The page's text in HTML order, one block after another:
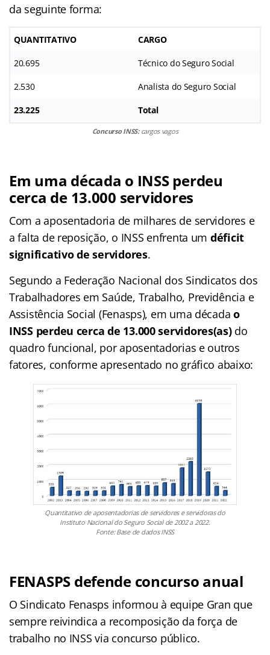
da seguinte forma:
QUANTITATIVO CARGO
20.695 Técnico do Seguro Social
2.530 Analista do Seguro Social
23.225 Total
Concurso INSS: cargos vagos
Em uma década o INSS perdeu
cerca de 13.000 servidores
Com a aposentadoria de milhares de servidores e
a falta de reposição, o INSS enfrenta um déficit
significativo de servidores.
Segundo a Federação Nacional dos Sindicatos dos
Trabalhadores em Saúde, Trabalho, Previdência e
Assistência Social (Fenasps), em uma décadao
INSS perdeu cerca de 13.000 servidores(as) do
quadro funcional, por aposentadorias e outros
fatores, conforme apresentado no gráfico abaixo:
Quantitativo de aposentadorias de servidores e servidoras do
Instituto Nacional do Seguro Social de 2002 a 2022.
Fonte: Base de dados INSS
FENASPS defende concurso anual
O Sindicato Fenasps informou à equipe Gran que
sempre reivindica a recomposição da força de
trabalho no INSS via concurso público.